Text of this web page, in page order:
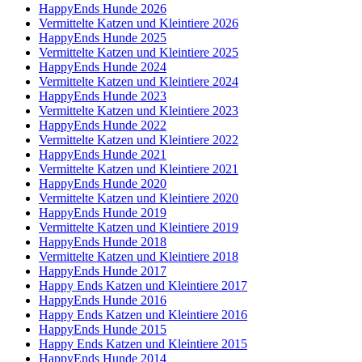
HappyEnds Hunde 2026
Vermittelte Katzen und Kleintiere 2026
HappyEnds Hunde 2025
Vermittelte Katzen und Kleintiere 2025
HappyEnds Hunde 2024
Vermittelte Katzen und Kleintiere 2024
HappyEnds Hunde 2023
Vermittelte Katzen und Kleintiere 2023
HappyEnds Hunde 2022
Vermittelte Katzen und Kleintiere 2022
HappyEnds Hunde 2021
Vermittelte Katzen und Kleintiere 2021
HappyEnds Hunde 2020
Vermittelte Katzen und Kleintiere 2020
HappyEnds Hunde 2019
Vermittelte Katzen und Kleintiere 2019
HappyEnds Hunde 2018
Vermittelte Katzen und Kleintiere 2018
HappyEnds Hunde 2017
Happy Ends Katzen und Kleintiere 2017
HappyEnds Hunde 2016
Happy Ends Katzen und Kleintiere 2016
HappyEnds Hunde 2015
Happy Ends Katzen und Kleintiere 2015
HappyEnds Hunde 2014